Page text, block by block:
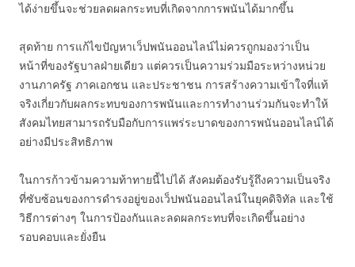
ได้ง่ายขึ้นจะช่วยลดผลกระทบที่เกิดจากการพนันได้มากขึ้น
สุดท้าย การแก้ไขปัญหาเว็ปพนันออนไลน์ไม่ควรถูกมองว่าเป็น
หน้าที่ของรัฐบาลฝ่ายเดียว แต่ควรเป็นความร่วมมือระหว่างหน่วย
งานภาครัฐ ภาคเอกชน และประชาชน การสร้างความเข้าใจที่แท้
จริงเกี่ยวกับผลกระทบของการพนันและการทำงานร่วมกันจะทำให้
สังคมไทยสามารถรับมือกับการแพร่ระบาดของการพนันออนไลน์ได้
อย่างมีประสิทธิภาพ
ในการก้าวข้ามความท้าทายนี้ไปได้ สังคมต้องรับรู้ถึงความเป็นจริง
ที่ซับซ้อนของการดำรงอยู่ของเว็ปพนันออนไลน์ในยุคดิจิทัล และใช้
วิธีการต่างๆ ในการป้องกันและลดผลกระทบที่จะเกิดขึ้นอย่าง
รอบคอบและยั่งยืน